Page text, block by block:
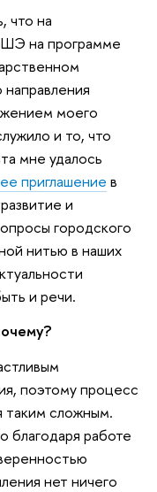
что на
на программе
моего
и то, что
мне удалось
приглашение в
и
городского
нитью в наших
и речи.
поэтому процесс
таким сложным.
благодаря работе
нет ничего